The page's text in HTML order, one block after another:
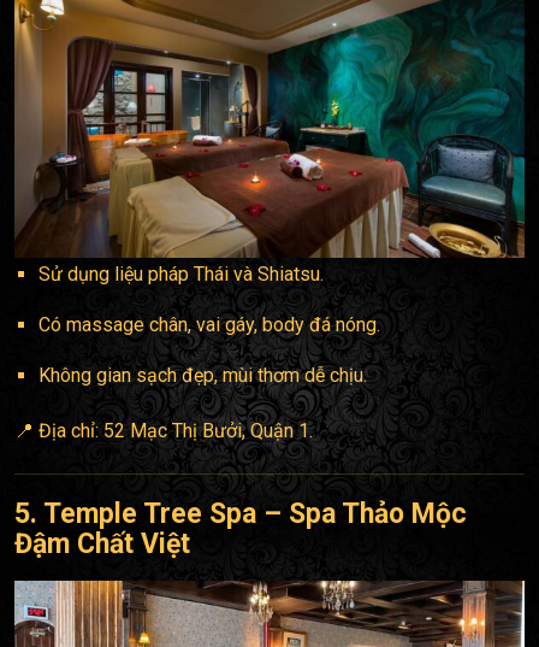
Sử dụng liệu pháp Thái và Shiatsu.
Có massage chân, vai gáy, body đá nóng.
Không gian sạch đẹp, mùi thơm dễ chịu.
📍 Địa chỉ: 52 Mạc Thị Bưởi, Quận 1.
5. Temple Tree Spa – Spa Thảo Mộc
Đậm Chất Việt